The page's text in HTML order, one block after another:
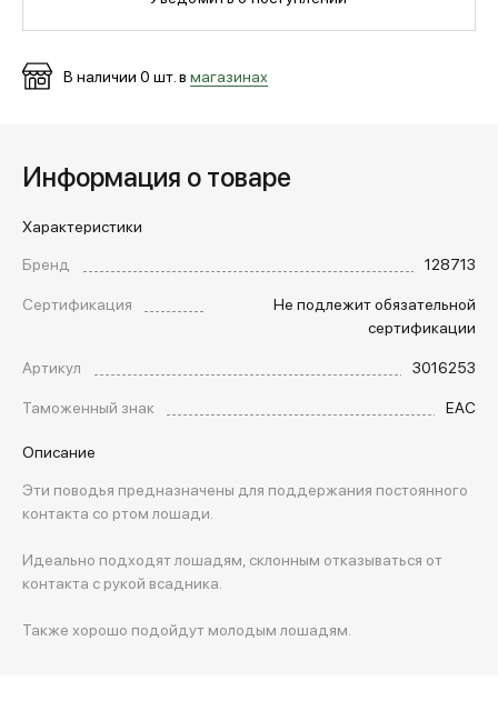
МЕДИА
+7 (495) 139-66-00
В наличии 0 шт. в магазинах
Информация о товаре
Характеристики
Бренд
128713
Сертификация
Не подлежит обязательной
сертификации
Артикул
3016253
Таможенный знак
EAC
Описание
Эти поводья предназначены для поддержания постоянного
контакта со ртом лошади.
Идеально подходят лошадям, склонным отказываться от
контакта с рукой всадника.
Также хорошо подойдут молодым лошадям.